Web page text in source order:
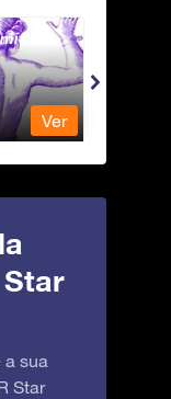
Ver
a sua
Star